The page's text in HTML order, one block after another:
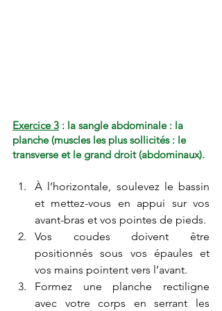
Exercice 3 : la sangle abdominale : la
planche (muscles les plus sollicités : le
transverse et le grand droit (abdominaux).
À l’horizontale, soulevez le bassin
et mettez-vous en appui sur vos
avant-bras et vos pointes de pieds.
Vos coudes doivent être
positionnés sous vos épaules et
vos mains pointent vers l’avant.
Formez une planche rectiligne
avec votre corps en serrant les